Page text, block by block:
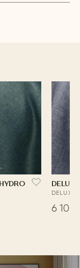
DELUXE
6 100